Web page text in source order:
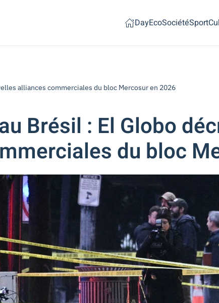
DayEcoSociétéSport
alliances commerciales du bloc Mercosur en 2026
Brésil : El Globo
du bloc